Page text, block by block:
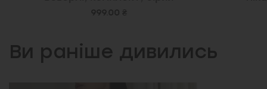
999.00 ₴
Ви раніше дивились